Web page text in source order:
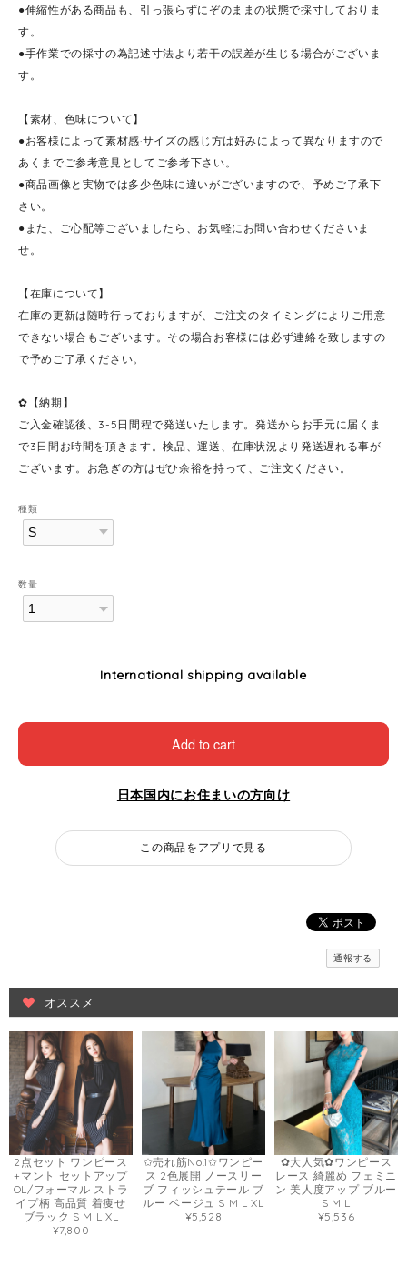
●伸縮性がある商品も、引っ張らずにぞのままの状態で採寸しておりま
す。
●手作業での採寸の為記述寸法より若干の誤差が生じる場合がございま
す。
【素材、色味について】
●お客様によって素材感·サイズの感じ方は好みによって異なりますので
あくまでご参考意見としてご参考下さい。
●商品画像と実物では多少色味に違いがございますので、予めご了承下
さい。
●また、ご心配等ございましたら、お気軽にお問い合わせくださいま
せ。
【在庫について】
在庫の更新は随時行っておりますが、ご注文のタイミングによりご用意
できない場合もございます。その場合お客様には必ず連絡を致しますの
で予めご了承ください。
✿【納期】
ご入金確認後、3-5日間程で発送いたします。発送からお手元に届くま
で3日間お時間を頂きます。検品、運送、在庫状況より発送遅れる事が
ございます。お急ぎの方はぜひ余裕を持って、ご注文ください。
種類
数量
International shipping available
Add to cart
日本国内にお住まいの方向け
この商品をアプリで見る
通報する
オススメ
2点セット ワンピース
+マント セットアップ
OL/フォーマル ストラ
イプ柄 高品質 着痩せ
ブラック S M L XL
¥7,800
✩売れ筋No.1✩ワンピー
ス 2色展開 ノースリー
ブ フィッシュテール ブ
ルー ベージュ S M L XL
¥5,528
✿大人気✿ワンピース
レース 綺麗め フェミニ
ン 美人度アップ ブルー
S M L
¥5,536